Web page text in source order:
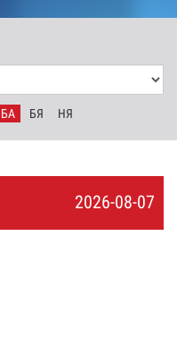
БА БЯ НЯ
2026-08-07